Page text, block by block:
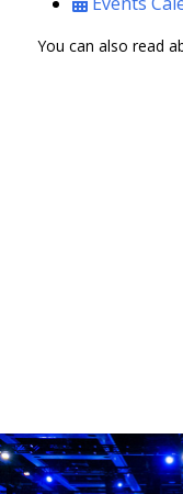
You can also read